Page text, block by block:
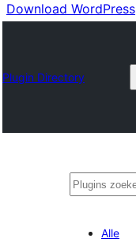
Download WordPress
Plugin Directory
Zoeken
Alle